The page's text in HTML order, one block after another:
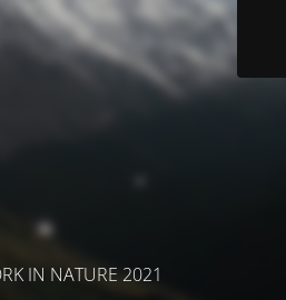
IN NATURE 2021